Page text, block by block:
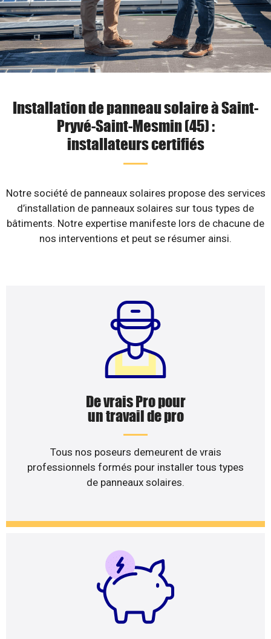
Installation de panneau solaire à Saint-
Pryvé-Saint-Mesmin (45) :
installateurs certifiés
Notre société de panneaux solaires propose des services
d’installation de panneaux solaires sur tous types de
bâtiments. Notre expertise manifeste lors de chacune de
nos interventions et peut se résumer ainsi.
De vrais Pro pour
un travail de pro
Tous nos poseurs demeurent de vrais
professionnels formés pour installer tous types
de panneaux solaires.